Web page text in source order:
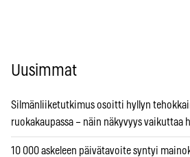
Uusimmat
Silmänliiketutkimus osoitti hyllyn
ruokakaupassa – näin näkyvyys vaikuttaa
10 000 askeleen päivätavoite syntyi